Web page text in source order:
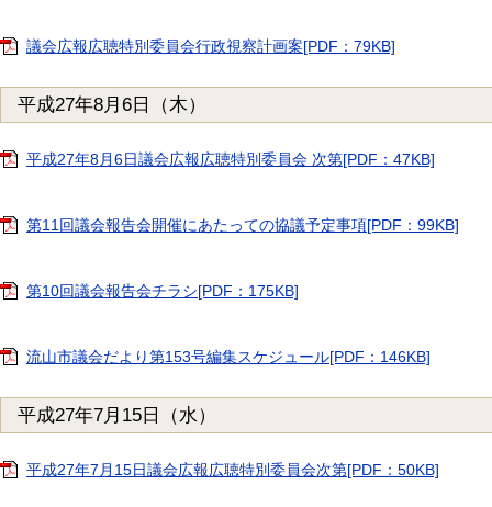
議会広報広聴特別委員会行政視察計画案[PDF：79KB]
平成27年8月6日（木）
平成27年8月6日議会広報広聴特別委員会 次第[PDF：47KB]
第11回議会報告会開催にあたっての協議予定事項[PDF：99KB]
第10回議会報告会チラシ[PDF：175KB]
流山市議会だより第153号編集スケジュール[PDF：146KB]
平成27年7月15日（水）
平成27年7月15日議会広報広聴特別委員会次第[PDF：50KB]